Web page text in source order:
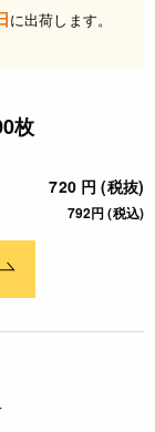
に出荷します。
枚
720 円 (税抜)
792円 (税込)